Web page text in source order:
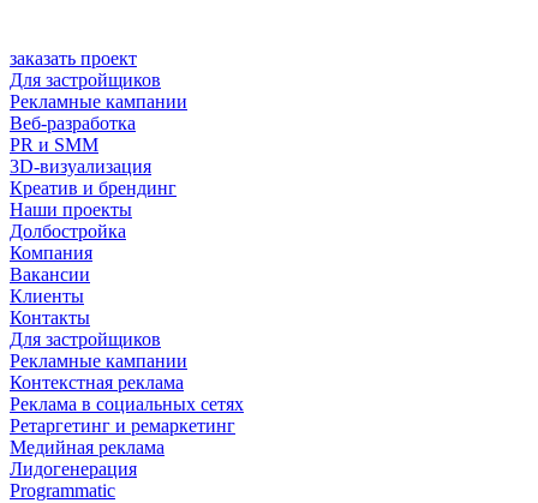
заказать проект
Для застройщиков
Рекламные кампании
Веб-разработка
PR и SMM
3D-визуализация
Креатив и брендинг
Наши проекты
Долбостройка
Компания
Вакансии
Клиенты
Контакты
Для застройщиков
Рекламные кампании
Контекстная реклама
Реклама в социальных сетях
Ретаргетинг и ремаркетинг
Медийная реклама
Лидогенерация
Programmatic